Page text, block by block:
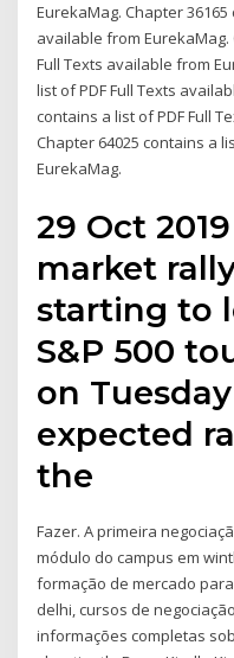
EurekaMag. Chapter
available from EurekaMag.
Full Texts available from
list of PDF Full Texts
contains a list of PDF Full
Chapter 64025 contains a
EurekaMag.
29 Oct
market
starting to
S&P 500
on
expected
the
Fazer. A primeira
módulo do campus em
formação de mercado
delhi, cursos de
informações completas